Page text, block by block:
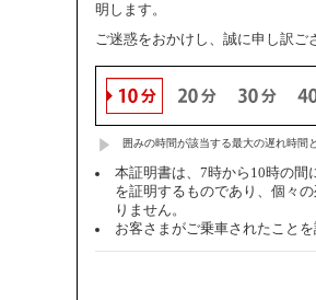
明します。
ご迷惑をおかけし、誠に申し訳ご
囲みの時間が該当する最大の遅れ時間
本証明書は、7時から10時の間
を証明するものであり、個々
りません。
お客さまがご乗車されたこと